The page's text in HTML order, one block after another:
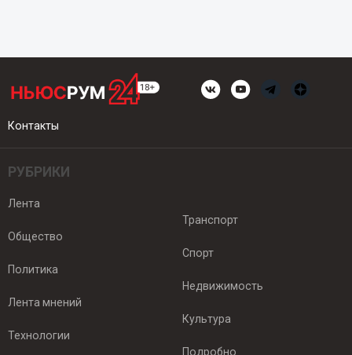
Контакты
РУБРИКИ
Лента
Общество
Политика
Лента мнений
Технологии
Транспорт
Спорт
Недвижимость
Культура
Подробно